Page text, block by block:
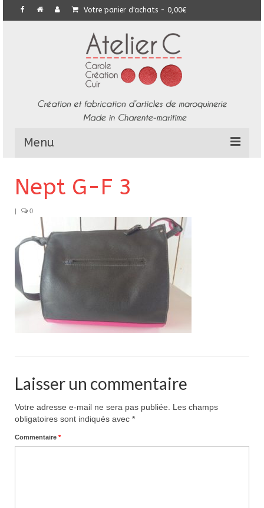
Votre panier d'achats - 0,00€
Menu
Collection
Commandes particulières
E-Boutique
Pour acheter
Contact
Nept G-F 3
| 0
Laisser un commentaire
Votre adresse e-mail ne sera pas publiée.
Les champs
obligatoires sont indiqués avec *
Commentaire *